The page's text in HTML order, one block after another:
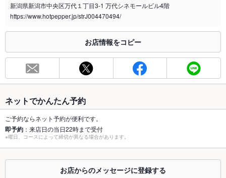
喫煙専用室 あり
※2020年4月1日～受動喫煙対策に関する法律が施行されています。正しい情報はお店へお問い
お席
総席数 86席
最大宴会収
容人数
30人(30名様以上の人数は要相談！歓送迎会など各種宴会の予
約承り中！)
個室
なし ：個室のご用意ございます！人気のお席になりますので、
ご希望の際はご予約がおすすめです！
気軽にご相談下さい！
新潟県新潟市中央区万代１丁目3-1 万代シネモールビル4階
https://www.hotpepper.jp/strJ004470494/
お店情報をコピー
ネットでかんたん予約
ご予約ならネット予約が便利です。
即予約 ：来店日の当日22時まで受付
※曜日、コースによって締切が異なる場合があります。
お店からのメッセージに登録する